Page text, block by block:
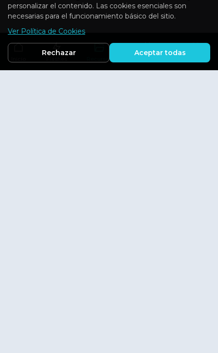
Recursos
personalizar el contenido. Las cookies esenciales son
necesarias para el funcionamiento básico del sitio.
Ver Política de Cookies
Rechazar Aceptar todas